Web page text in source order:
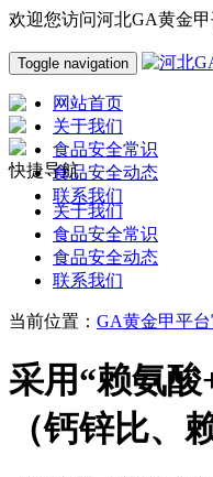
欢迎您访问河北GA黄金
Toggle navigation
网站首页
关于我们
食品安全常识
食品安全动态
联系我们
快捷导航
关于我们
食品安全常识
食品安全动态
联系我们
当前位置： GA黄金甲平台
采用“赖氨
（钙锌比、